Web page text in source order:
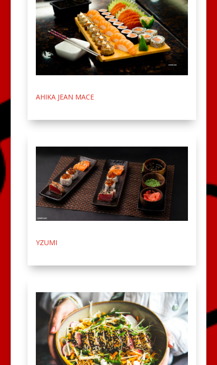
AHIKA JEAN MACE
YZUMI